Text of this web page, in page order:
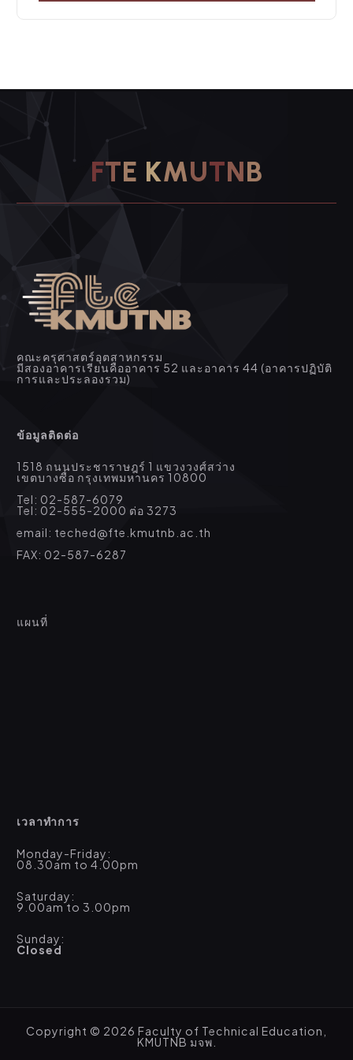
FTE KMUTNB
คณะครุศาสตร์อุตสาหกรรม
มีสองอาคารเรียนคืออาคาร 52 และอาคาร 44 (อาคารปฏิบัติ
การและประลองรวม)
ข้อมูลติดต่อ
1518 ถนนประชาราษฎร์ 1 แขวงวงศ์สว่าง
เขตบางซื่อ กรุงเทพมหานคร 10800
Tel: 02-587-6079
Tel: 02-555-2000 ต่อ 3273
email: teched@fte.kmutnb.ac.th
FAX: 02-587-6287
แผนที่
เวลาทำการ
Monday-Friday:
08.30am to 4.00pm
Saturday:
9.00am to 3.00pm
Sunday:
Closed
Copyright © 2026 Faculty of Technical Education,
KMUTNB มจพ.